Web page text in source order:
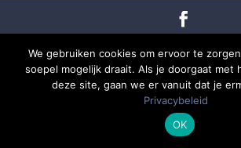
Utrecht-Zeist. Alle rechten
privacyverklaring
Realisatie & support: ISI Media
We gebruiken cookies om ervoor te
soepel mogelijk draait. Als je doorgaat met
deze site, gaan we er vanuit dat je
Privacybeleid
OK